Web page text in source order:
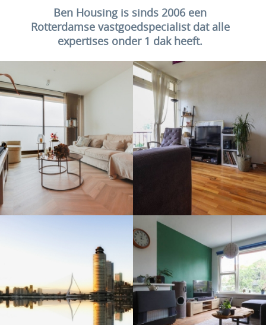
Ben Housing is sinds 2006 een
Rotterdamse vastgoedspecialist dat alle
expertises onder 1 dak heeft.